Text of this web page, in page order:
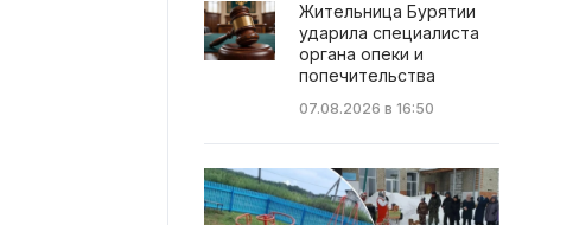
Жительница Бурятии
ударила специалиста
органа опеки и
попечительства
07.08.2026 в 16:50